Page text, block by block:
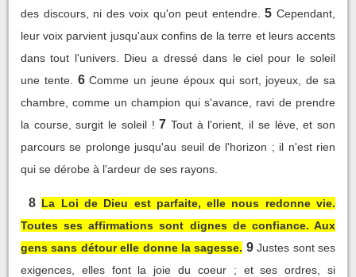
des discours, ni des voix qu'on peut entendre. 5 Cependant,
leur voix parvient jusqu'aux confins de la terre et leurs accents
dans tout l'univers. Dieu a dressé dans le ciel pour le soleil
une tente.
6 Comme un jeune époux qui sort, joyeux, de sa
chambre, comme un champion qui s'avance, ravi de prendre
la course, surgit le soleil ! 7 Tout à l'orient, il se lève, et son
parcours se prolonge jusqu'au seuil de l'horizon ; il n'est rien
qui se dérobe à l'ardeur de ses rayons.
8 La Loi de Dieu est parfaite, elle nous redonne vie.
Toutes ses affirmations sont dignes de confiance. Aux
gens sans détour elle donne la sagesse. 9 Justes sont ses
exigences, elles font la joie du coeur ; et ses ordres, si